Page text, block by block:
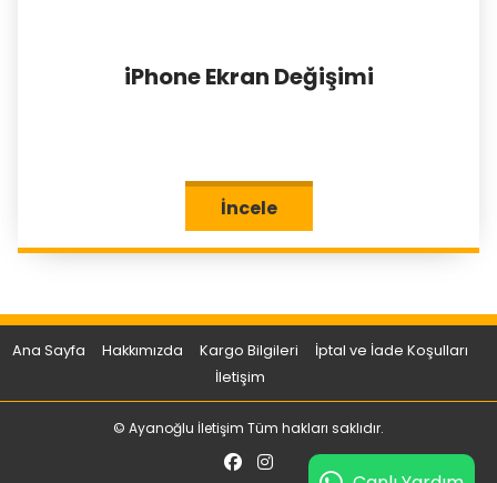
iPhone Ekran Değişimi
İncele
Ana Sayfa Hakkımızda Kargo Bilgileri
İptal ve İade Koşulları
İletişim
© Ayanoğlu İletişim Tüm hakları saklıdır.